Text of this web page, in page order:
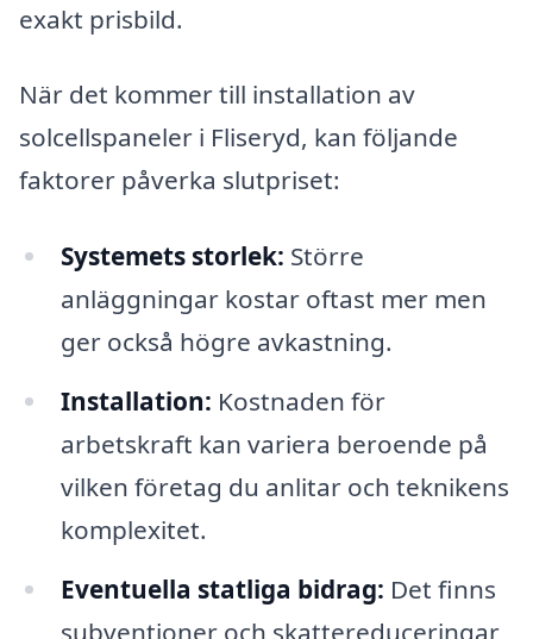
exakt prisbild.
När det kommer till installation av
solcellspaneler i Fliseryd, kan följande
faktorer påverka slutpriset:
Systemets storlek: Större
anläggningar kostar oftast mer men
ger också högre avkastning.
Installation: Kostnaden för
arbetskraft kan variera beroende på
vilken företag du anlitar och teknikens
komplexitet.
Eventuella statliga bidrag: Det finns
subventioner och skattereduceringar